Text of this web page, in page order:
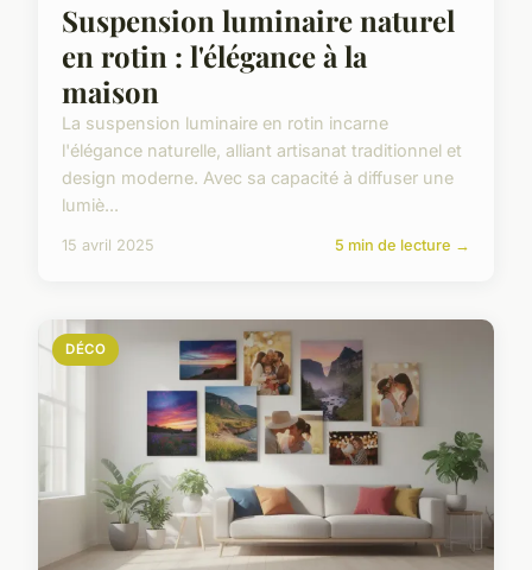
Suspension luminaire naturel
en rotin : l'élégance à la
maison
La suspension luminaire en rotin incarne
l'élégance naturelle, alliant artisanat traditionnel et
design moderne. Avec sa capacité à diffuser une
lumiè...
15 avril 2025 5 min de lecture →
DÉCO